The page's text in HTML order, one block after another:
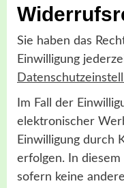
Sie haben das
Einwilligung
Im Fall der
elektronischer
Einwilligung durch
erfolgen. In
sofern keine